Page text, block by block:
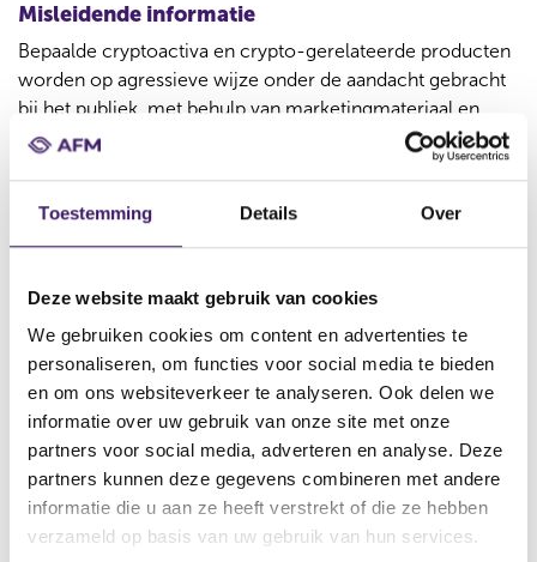
Toestemming Details Over
Deze website maakt gebruik van cookies
We gebruiken cookies om content en advertenties te
personaliseren, om functies voor social media te bieden
en om ons websiteverkeer te analyseren. Ook delen we
informatie over uw gebruik van onze site met onze
partners voor social media, adverteren en analyse. Deze
partners kunnen deze gegevens combineren met andere
informatie die u aan ze heeft verstrekt of die ze hebben
verzameld op basis van uw gebruik van hun services.
Misleidende informatie
Bepaalde cryptoactiva en crypto-gerelateerde producten
worden op agressieve wijze onder de aandacht gebracht
bij het publiek, met behulp van marketingmateriaal en
andere informatie die mogelijk onduidelijk, onvolledig,
focus ligt op de potentiële winsten en niet op de hoge
risico’s ervan. Pas ook op voor ‘influencers’ op sociale
om bepaalde cryptoactiva en cryptogerelateerde
producten en diensten aan te prijzen en daardoor
mogelijk eenzijdig zijn in hun communicatie hierover;
Ontbreken van bescherming
De meerderheid van de cryptoactiva en de verkoop van
cryptogerelateerde producten of diensten zijn niet
gereguleerd in de EU. In deze gevallen kunt u geen
aanspraak maken op de rechten en bescherming die
consumenten van gereguleerde financiële diensten